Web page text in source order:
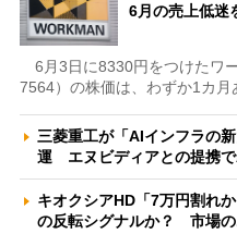
6月の売上低迷
6月3日に8330円をつけたワ
7564）の株価は、わずか1カ月
三菱重工が「AIインフラの
運 エヌビディアとの提携
キオクシアHD「7万円割れ
の反転シグナルか？ 市場